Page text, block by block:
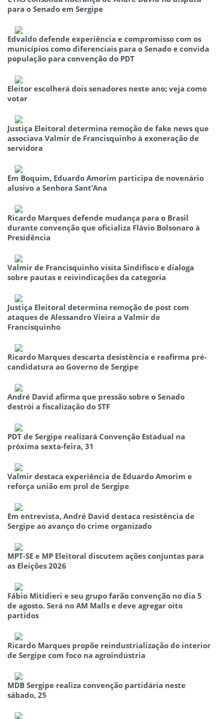
para o Senado em Sergipe
Edvaldo defende experiência e compromisso com os
municípios como diferenciais para o Senado e convida
população para convenção do PDT
Eleitor escolherá dois senadores neste ano; veja como
votar
Justiça Eleitoral determina remoção de fake news que
associava Valmir de Francisquinho à exoneração de
servidora
Em Boquim, Eduardo Amorim participa de novenário
alusivo a Senhora Sant’Ana
Ricardo Marques defende mudança para o Brasil
durante convenção que oficializa Flávio Bolsonaro à
Presidência
Valmir de Francisquinho visita Sindifisco e dialoga
sobre pautas e reivindicações da categoria
Justiça Eleitoral determina remoção de post com
ataques de Alessandro Vieira a Valmir de
Francisquinho
Ricardo Marques descarta desistência e reafirma pré-
candidatura ao Governo de Sergipe
André David afirma que pressão sobre o Senado
destrói a fiscalização do STF
PDT de Sergipe realizará Convenção Estadual na
próxima sexta-feira, 31
Valmir destaca experiência de Eduardo Amorim e
reforça união em prol de Sergipe
Em entrevista, André David destaca resistência de
Sergipe ao avanço do crime organizado
MPT-SE e MP Eleitoral discutem ações conjuntas para
as Eleições 2026
Fábio Mitidieri e seu grupo farão convenção no dia 5
de agosto. Será no AM Malls e deve agregar oito
partidos
Ricardo Marques propõe reindustrialização do interior
de Sergipe com foco na agroindústria
MDB Sergipe realiza convenção partidária neste
sábado, 25